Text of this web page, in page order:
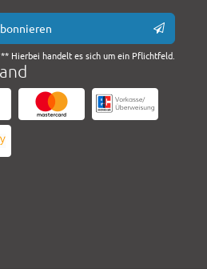
** Hierbei handelt es sich um ein Pflichtfeld.